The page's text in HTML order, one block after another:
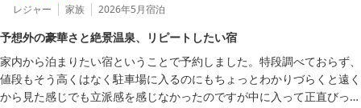
レジャー 家族 2026年5月宿泊
予想外の豪華さと絶景温泉、リピートしたい宿
家内から泊まりたい宿ということで予約しました。特段調べておらず、
値段もそう高くはなく駐車場に入るのにもちょっとわかりづらくと遠く
から見た感じでも立派感を感じなかったのですが中に入って正直びっく